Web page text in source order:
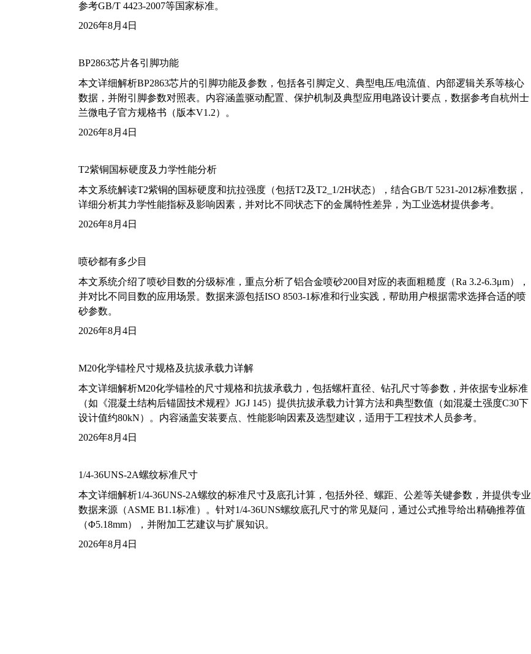
参考GB/T 4423-2007等国家标准。
2026年8月4日
BP2863芯片各引脚功能
本文详细解析BP2863芯片的引脚功能及参数，包括各引脚定义、典型电压/电流值、内部逻辑关系等核心
数据，并附引脚参数对照表。内容涵盖驱动配置、保护机制及典型应用电路设计要点，数据参考自杭州士
兰微电子官方规格书（版本V1.2）。
2026年8月4日
T2紫铜国标硬度及力学性能分析
本文系统解读T2紫铜的国标硬度和抗拉强度（包括T2及T2_1/2H状态），结合GB/T 5231-2012标准数据，
详细分析其力学性能指标及影响因素，并对比不同状态下的金属特性差异，为工业选材提供参考。
2026年8月4日
喷砂都有多少目
本文系统介绍了喷砂目数的分级标准，重点分析了铝合金喷砂200目对应的表面粗糙度（Ra 3.2-6.3μm），
并对比不同目数的应用场景。数据来源包括ISO 8503-1标准和行业实践，帮助用户根据需求选择合适的喷
砂参数。
2026年8月4日
M20化学锚栓尺寸规格及抗拔承载力详解
本文详细解析M20化学锚栓的尺寸规格和抗拔承载力，包括螺杆直径、钻孔尺寸等参数，并依据专业标准
（如《混凝土结构后锚固技术规程》JGJ 145）提供抗拔承载力计算方法和典型数值（如混凝土强度C30下
设计值约80kN）。内容涵盖安装要点、性能影响因素及选型建议，适用于工程技术人员参考。
2026年8月4日
1/4-36UNS-2A螺纹标准尺寸
本文详细解析1/4-36UNS-2A螺纹的标准尺寸及底孔计算，包括外径、螺距、公差等关键参数，并提供专业
数据来源（ASME B1.1标准）。针对1/4-36UNS螺纹底孔尺寸的常见疑问，通过公式推导给出精确推荐值
（Φ5.18mm），并附加工艺建议与扩展知识。
2026年8月4日